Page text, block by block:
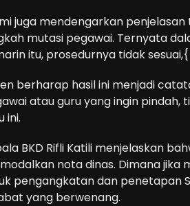
juga mendengarkan
mutasi pegawai. Ternyata
itu, prosedurnya tidak
berharap hasil ini menjadi
atau guru yang ingin
ini.
BKD Rifli Katili menjelaskan
nota dinas. Dimana jika
pengangkatan dan penetapan
yang berwenang.